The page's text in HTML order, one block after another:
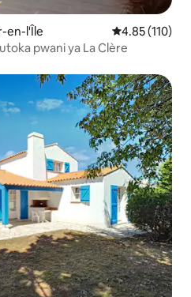
en-l'Île Ukadiriaji wa
4.85 (110)
pwani ya La Clère